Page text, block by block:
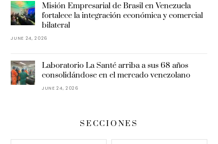
Misión Empresarial de Brasil en Venezuela
fortalece la integración económica y comercial
bilateral
JUNE 24, 2026
Laboratorio La Santé arriba a sus 68 años
consolidándose en el mercado venezolano
JUNE 24, 2026
SECCIONES